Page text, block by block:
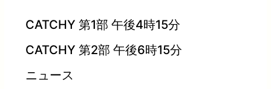
CATCHY 第1部 午後4時15分
CATCHY 第2部 午後6時15分
ニュース